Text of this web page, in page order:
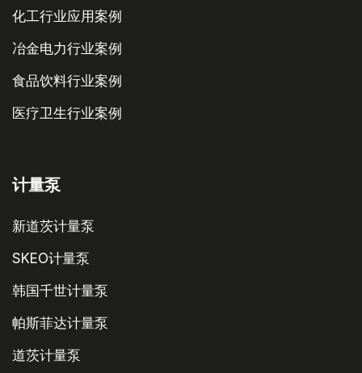
化工行业应用案例
冶金电力行业案例
食品饮料行业案例
医疗卫生行业案例
计量泵
新道茨计量泵
SKEO计量泵
韩国千世计量泵
帕斯菲达计量泵
道茨计量泵